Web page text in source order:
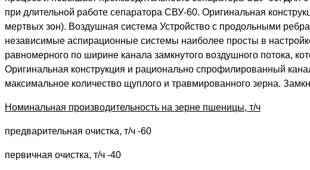
при длительной работе сепаратора СВУ-60. Оригинальная
мертвых зон). Воздушная система Устройство с продольными
независимые аспирационные системы наиболее просты в
равномерного по ширине канала замкнутого воздушного потока,
Оригинальная конструкция и рационально спрофилированный
максимальное количество щуплого и травмированного зерна.
Номинальная производительность на зерне пшеницы, т/ч
предварительная очистка, т/ч -60
первичная очистка, т/ч -40